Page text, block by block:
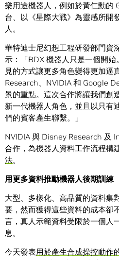
樂用途機器人，例如於黃仁勳的
台、以《星際大戰》為靈感所開
人。
華特迪士尼幻想工程研發部門資
示：「BDX 機器人只是一個開
見的方式讓更多角色變得更加逼
Research、NVIDIA 和 Google
景的重點。這次合作將讓我們創
新一代機器人角色，並且以只有
們的賓客產生聯繫。」
NVIDIA 與 Disney Research 及
合作，為機器人資料工作流程構
法。
用更多資料推動機器人後期訓練
大型、多樣化、高品質的資料集
要，然而獲得這些資料的成本卻
言，真人示範資料受限於一個人
息。
今天發表用於產生合成操控動作